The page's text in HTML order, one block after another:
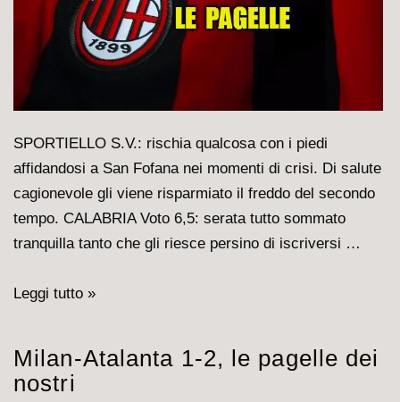
SPORTIELLO S.V.: rischia qualcosa con i piedi
affidandosi a San Fofana nei momenti di crisi. Di salute
cagionevole gli viene risparmiato il freddo del secondo
tempo. CALABRIA Voto 6,5: serata tutto sommato
tranquilla tanto che gli riesce persino di iscriversi …
Milan-
1,
le
Leggi tutto »
Milan-Atalanta 1-2, le pagelle dei
nostri